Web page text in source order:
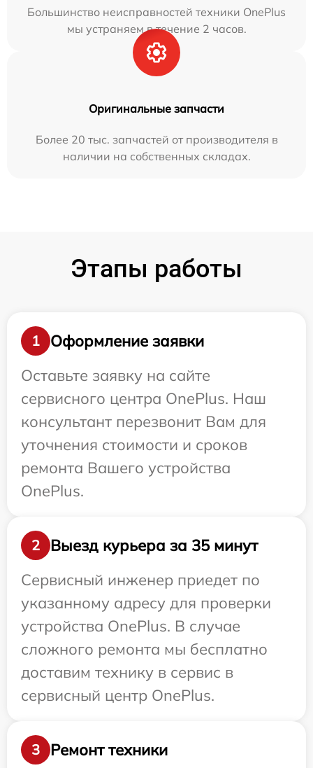
Большинство неисправностей техники OnePlus
мы устраняем в течение 2 часов.
Оригинальные запчасти
Более 20 тыс. запчастей от производителя в
наличии на собственных складах.
Этапы работы
1
Оформление заявки
Оставьте заявку на сайте
сервисного центра OnePlus. Наш
консультант перезвонит Вам для
уточнения стоимости и сроков
ремонта Вашего устройства
OnePlus.
2
Выезд курьера за 35 минут
Сервисный инженер приедет по
указанному адресу для проверки
устройства OnePlus. В случае
сложного ремонта мы бесплатно
доставим технику в сервис в
сервисный центр OnePlus.
3 Ремонт техники